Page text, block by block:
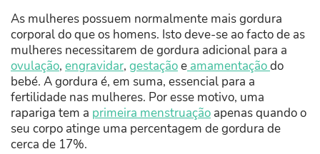
As mulheres possuem normalmente mais gordura
corporal do que os homens. Isto deve-se ao facto de as
mulheres necessitarem de gordura adicional para a
ovulação, engravidar, gestaçãoe amamentaçãodo
bebé. A gordura é, em suma, essencial para a
fertilidade nas mulheres. Por esse motivo, uma
rapariga tem a primeira menstruação apenas quando o
seu corpo atinge uma percentagem de gordura de
cerca de 17%.